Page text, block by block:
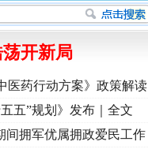
开新局
医药行动方案》政策解读
五”规划》发布｜全文
间拥军优属拥政爱民工作